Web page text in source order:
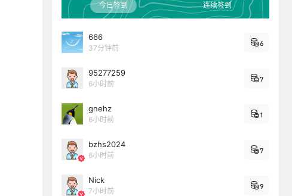
今日签到 连续签到
666
37分钟前
6
95277259
6小时前
7
gnehz
6小时前
1
bzhs2024
6小时前
7
Nick
7小时前
9